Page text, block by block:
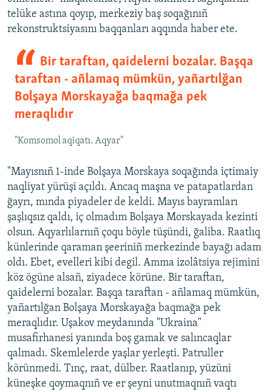
telüke astına qoyıp, merkeziy baş soqağınıñ
rekonstruktsiyasını baqqanları aqqında haber ete.
Bir taraftan, qaidelerni bozalar. Başqa
taraftan - añlamaq mümkün, yañartılğan
Bolşaya Morskayağa baqmağa pek
meraqlıdır
"Komsomol aqiqatı. Aqyar"
"Mayısnıñ 1-inde Bolşaya Morskaya soqağında içtimaiy
naqliyat yürüşi açıldı. Ancaq maşna ve patapatlardan
ğayrı, mında piyadeler de keldi. Mayıs bayramları
şaşlıqsız qaldı, iç olmadım Bolşaya Morskayada kezinti
olsun. Aqyarlılarnıñ çoqu böyle tüşündi, ğaliba. Raatlıq
künlerinde qaraman şeeriniñ merkezinde bayağı adam
oldı. Ebet, evelleri kibi degil. Amma izolâtsiya rejimini
köz ögüne alsañ, ziyadece körüne. Bir taraftan,
qaidelerni bozalar. Başqa taraftan - añlamaq mümkün,
yañartılğan Bolşaya Morskayağa baqmağa pek
meraqlıdır. Uşakov meydanında "Ukraina"
musafirhanesi yanında boş gamak ve salıncaqlar
qalmadı. Skemlelerde yaşlar yerleşti. Patruller
körünmedi. Tınç, raat, dülber. Raatlanıp, yüzüni
küneşke qoymaqnıñ ve er şeyni unutmaqnıñ vaqtı